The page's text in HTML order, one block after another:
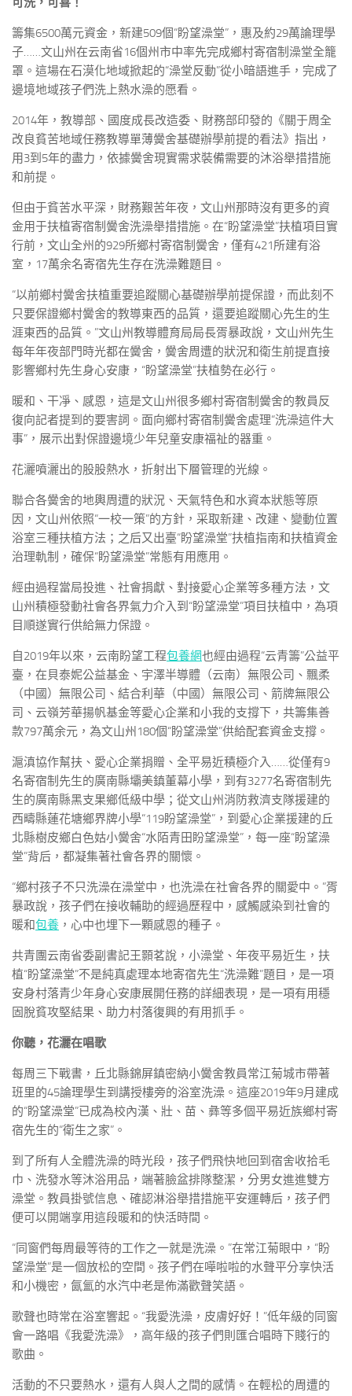
籌集6500萬元資金，新建509個“盼望澡堂”，惠及約29萬論理學
子……文山州在云南省16個州市中率先完成鄉村寄宿制澡堂全籠
罩。這場在石漠化地域掀起的“澡堂反動”從小暗語進手，完成了
邊境地域孩子們洗上熱水澡的愿看。
2014年，教導部、國度成長改造委、財務部印發的《關于周全
改良貧苦地域任務教導單薄黌舍基礎辦學前提的看法》指出，
用3到5年的盡力，依據黌舍現實需求裝備需要的沐浴舉措措施
和前提。
但由于貧苦水平深，財務艱苦年夜，文山州那時沒有更多的資
金用于扶植寄宿制黌舍洗澡舉措措施。在“盼望澡堂”扶植項目實
行前，文山全州的929所鄉村寄宿制黌舍，僅有421所建有浴
室，17萬余名寄宿先生存在洗澡難題目。
“以前鄉村黌舍扶植重要追蹤關心基礎辦學前提保證，而此刻不
只要保證鄉村黌舍的教導東西的品質，還要追蹤關心先生的生
涯東西的品質。”文山州教導體育局局長胥暴政說，文山州先生
每年年夜部門時光都在黌舍，黌舍周遭的狀況和衛生前提直接
影響鄉村先生身心安康，“盼望澡堂”扶植勢在必行。
暖和、干凈、感恩，這是文山州很多鄉村寄宿制黌舍的教員反
復向記者提到的要害詞。面向鄉村寄宿制黌舍處理“洗澡這件大
事”，展示出對保證邊境少年兒童安康福祉的器重。
花灑噴灑出的股股熱水，折射出下層管理的光線。
聯合各黌舍的地輿周遭的狀況、天氣特色和水資本狀態等原
因，文山州依照“一校一策”的方針，采取新建、改建、變動位置
浴室三種扶植方法；之后又出臺“盼望澡堂”扶植指南和扶植資金
治理軌制，確保“盼望澡堂”常態有用應用。
經由過程當局投進、社會捐獻、對接愛心企業等多種方法，文
山州積極發動社會各界氣力介入到“盼望澡堂”項目扶植中，為項
目順遂實行供給無力保證。
自2019年以來，云南盼望工程包養網也經由過程“云青籌”公益平
臺，在貝泰妮公益基金、宇澤半導體（云南）無限公司、飄柔
（中國）無限公司、結合利華（中國）無限公司、箭牌無限公
司、云嶺芳華揚帆基金等愛心企業和小我的支撐下，共籌集善
款797萬余元，為文山州180個“盼望澡堂”供給配套資金支撐。
滬滇協作幫扶、愛心企業捐贈、全平易近積極介入……從僅有9
名寄宿制先生的廣南縣壩美鎮董幕小學，到有3277名寄宿制先
生的廣南縣黑支果鄉低級中學；從文山州消防救濟支隊援建的
西疇縣蓮花塘鄉界牌小學“119盼望澡堂”，到愛心企業援建的丘
北縣樹皮鄉白色姑小黌舍“水陌青田盼望澡堂”，每一座“盼望澡
堂”背后，都凝集著社會各界的關懷。
“鄉村孩子不只洗澡在澡堂中，也洗澡在社會各界的關愛中。”胥
暴政說，孩子們在接收輔助的經過歷程中，感觸感染到社會的
暖和包養 ，心中也埋下一顆感恩的種子。
共青團云南省委副書記王顥茗說，小澡堂、年夜平易近生，扶
植“盼望澡堂”不是純真處理本地寄宿先生“洗澡難”題目，是一項
安身村落青少年身心安康展開任務的詳細表現，是一項有用穩
固脫貧攻堅結果、助力村落復興的有用抓手。
你聽，花灑在唱歌
每周三下戰書，丘北縣錦屏鎮密納小黌舍教員常江菊城市帶著
班里的45論理學生到講授樓旁的浴室洗澡。這座2019年9月建成
的“盼望澡堂”已成為校內漢、壯、苗、彝等多個平易近族鄉村寄
宿先生的“衛生之家”。
到了所有人全體洗澡的時光段，孩子們飛快地回到宿舍收拾毛
巾、洗發水等沐浴用品，端著臉盆排隊整潔，分男女進進雙方
澡堂。教員掛號信息、確認淋浴舉措措施平安運轉后，孩子們
便可以開端享用這段暖和的快活時間。
“同窗們每周最等待的工作之一就是洗澡。”在常江菊眼中，“盼
望澡堂”是一個放松的空間。孩子們在嘩啦啦的水聲平分享快活
和小機密，氤氳的水汽中老是佈滿歡聲笑語。
歌聲也時常在浴室響起。“我愛洗澡，皮膚好好！”低年級的同窗
會一路唱《我愛洗澡》，高年級的孩子們則匯合唱時下賤行的
歌曲。
活動的不只要熱水，還有人與人之間的感情。在輕松的周遭的